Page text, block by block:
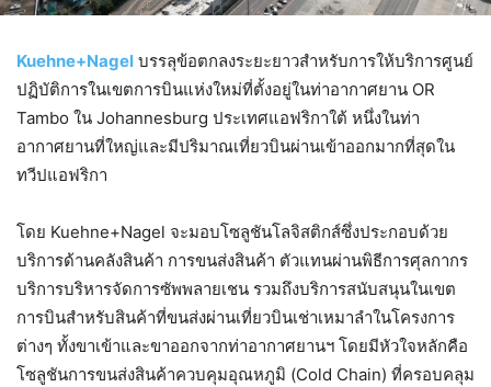
Kuehne+Nagel บรรลุข้อตกลงระยะยาวสำหรับการให้บริการศูนย์
ปฏิบัติการในเขตการบินแห่งใหม่ที่ตั้งอยู่ในท่าอากาศยาน OR
Tambo ใน Johannesburg ประเทศแอฟริกาใต้ หนึ่งในท่า
อากาศยานที่ใหญ่และมีปริมาณเที่ยวบินผ่านเข้าออกมากที่สุดใน
ทวีปแอฟริกา
โดย Kuehne+Nagel จะมอบโซลูชันโลจิสติกส์ซึ่งประกอบด้วย
บริการด้านคลังสินค้า การขนส่งสินค้า ตัวแทนผ่านพิธีการศุลกากร
บริการบริหารจัดการซัพพลายเชน รวมถึงบริการสนับสนุนในเขต
การบินสำหรับสินค้าที่ขนส่งผ่านเที่ยวบินเช่าเหมาลำในโครงการ
ต่างๆ ทั้งขาเข้าและขาออกจากท่าอากาศยานฯ​ โดยมีหัวใจหลักคือ
โซลูชันการขนส่งสินค้าควบคุมอุณหภูมิ (Cold Chain) ที่ครอบคลุม